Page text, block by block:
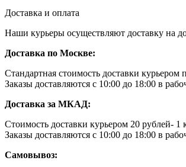
Доставка и оплата
Наши курьеры осуществляют доставку на
Доставка по Москве:
Стандартная стоимость доставки
Заказы доставляются с 10:00 до 18:00 в
Доставка за МКАД:
Стоимость доставки курьером 20 рублей-
Заказы доставляются с 10:00 до 18:00 в
Самовывоз: